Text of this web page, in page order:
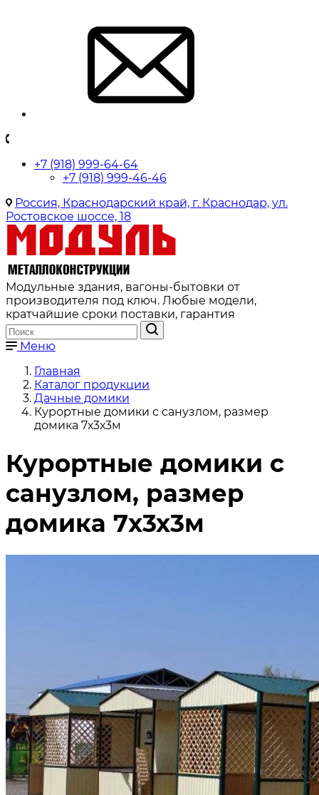
+7 (918) 999-64-64
+7 (918) 999-46-46
Россия, Краснодарский край, г. Краснодар, ул.
Ростовское шоссе, 18
Модульные здания, вагоны-бытовки от
производителя под ключ. Любые модели,
кратчайшие сроки поставки, гарантия
Меню
Главная
Каталог продукции
Дачные домики
Курортные домики с санузлом, размер
домика 7х3х3м
Курортные домики с
санузлом, размер
домика 7х3х3м